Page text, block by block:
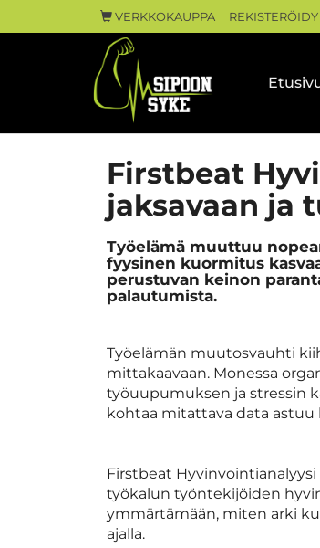
VERKKOKAUPPA REKISTERÖIDY
Firstbeat
jaksavaan ja
Työelämä muuttuu
fyysinen kuormitus
perustuvan keinon
palautumista.
Työelämän muutosvauhti
mittakaavaan. Monessa
työuupumuksen ja stressin
kohtaa mitattava data astuu
Firstbeat
työkalun työntekijöiden
ymmärtämään, miten arki
ajalla.